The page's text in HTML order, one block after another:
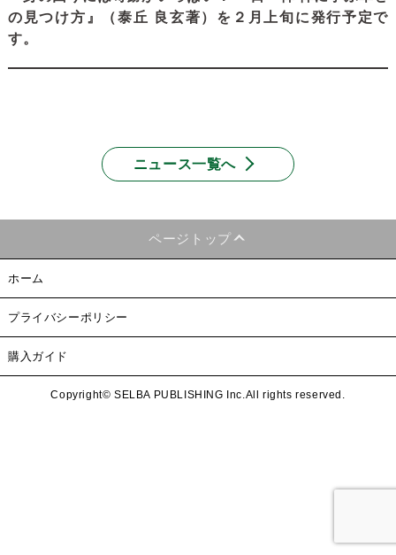
の見つけ方』（泰丘 良玄著）を２月上旬に発行予定で
す。
ニュース一覧へ
ページトップ
ホーム
プライバシーポリシー
購入ガイド
Copyright© SELBA PUBLISHING Inc.All rights reserved.